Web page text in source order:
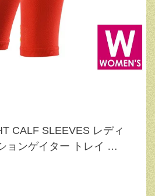
CALF SLEEVES レディ
ョンゲイター トレイ …